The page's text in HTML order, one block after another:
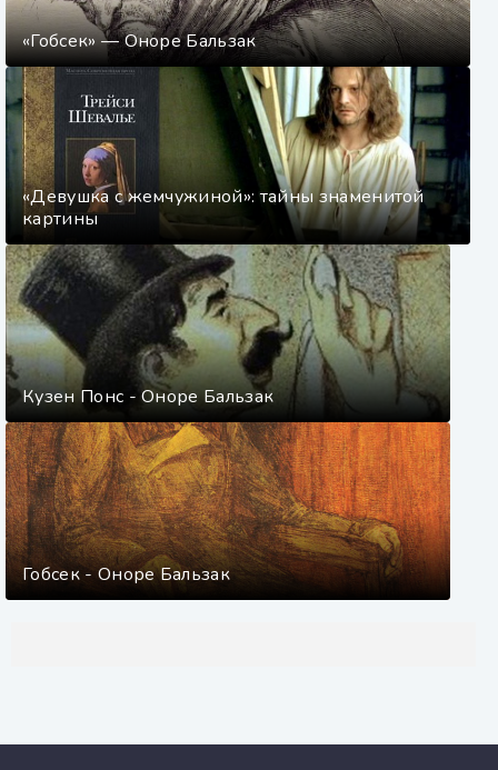
«Гобсек» — Оноре Бальзак
«Девушка с жемчужиной»: тайны знаменитой
картины
Кузен Понс - Оноре Бальзак
Гобсек - Оноре Бальзак